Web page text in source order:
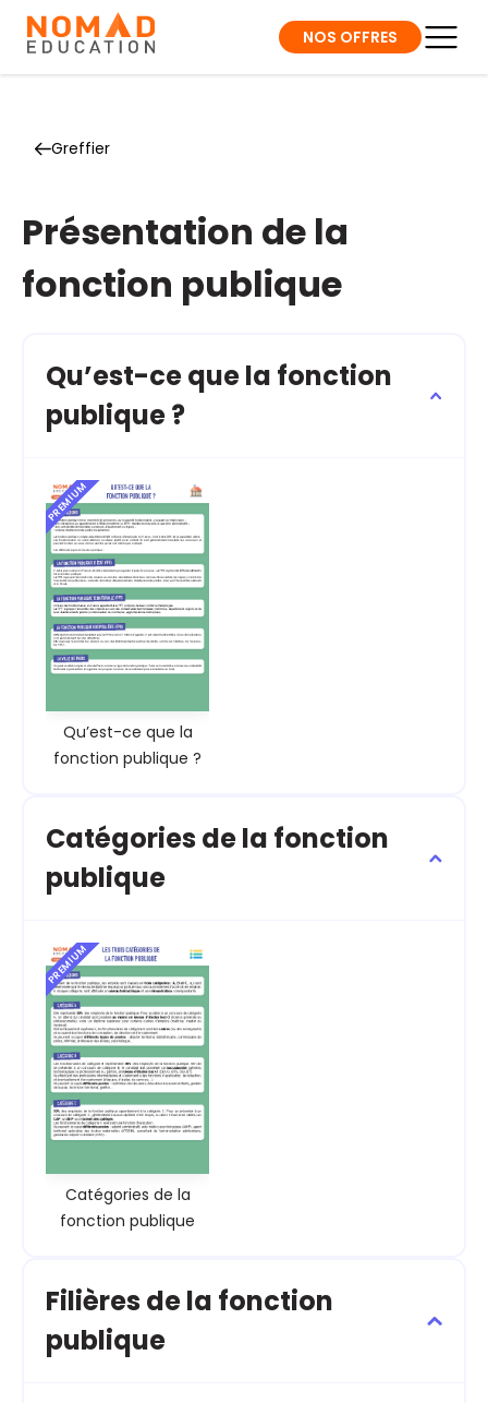
NOS OFFRES
Greffier
Présentation de la
fonction publique
Qu’est-ce que la fonction
publique ?
PREMIUM
Qu’est-ce que la
fonction publique ?
Catégories de la fonction
publique
PREMIUM
Catégories de la
fonction publique
Filières de la fonction
publique